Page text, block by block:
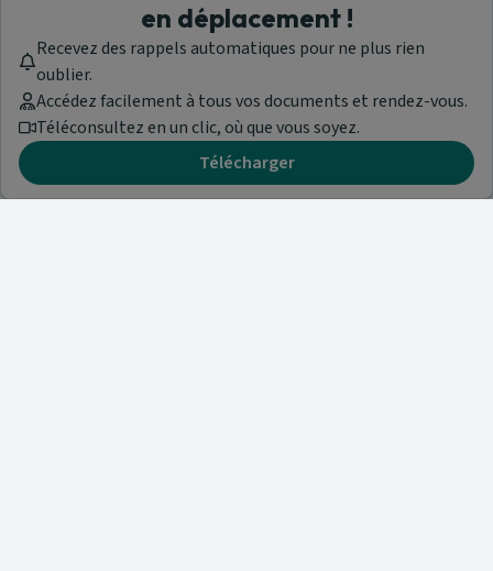
en déplacement !
Recevez des rappels automatiques pour ne plus rien
oublier.
Accédez facilement à tous vos documents et rendez-vous.
Téléconsultez en un clic, où que vous soyez.
Télécharger